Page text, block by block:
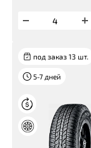
под заказ 13 шт.
5-7 дней